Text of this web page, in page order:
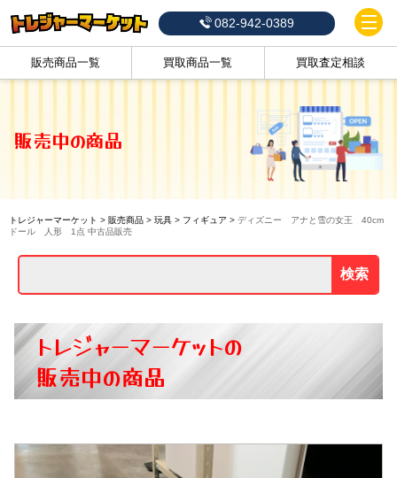
082-942-0389
販売商品一覧 買取商品一覧 買取査定相談
販売中の商品
トレジャーマーケット > 販売商品> 玩具> フィギュア > ディズニー アナと雪の女王 40cm
ドール 人形 1点 中古品販売
検索
トレジャーマーケットの
販売中の商品